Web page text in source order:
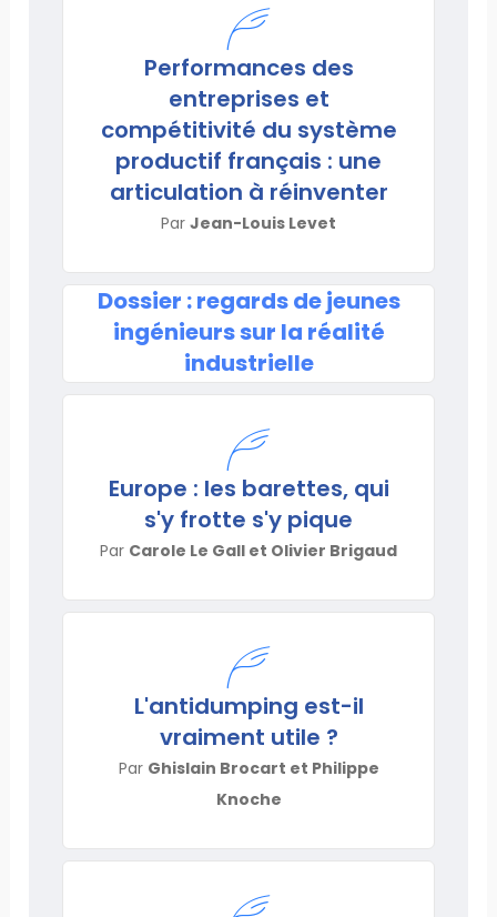
Performances des
entreprises et
compétitivité du système
productif français : une
articulation à réinventer
Par Jean-Louis Levet
Dossier : regards de jeunes
ingénieurs sur la réalité
industrielle
Europe : les barettes, qui
s'y frotte s'y pique
Par Carole Le Gall et Olivier Brigaud
L'antidumping est-il
vraiment utile ?
Par Ghislain Brocart et Philippe
Knoche